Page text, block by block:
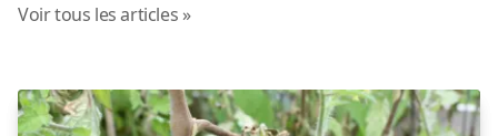
Voir tous les articles »